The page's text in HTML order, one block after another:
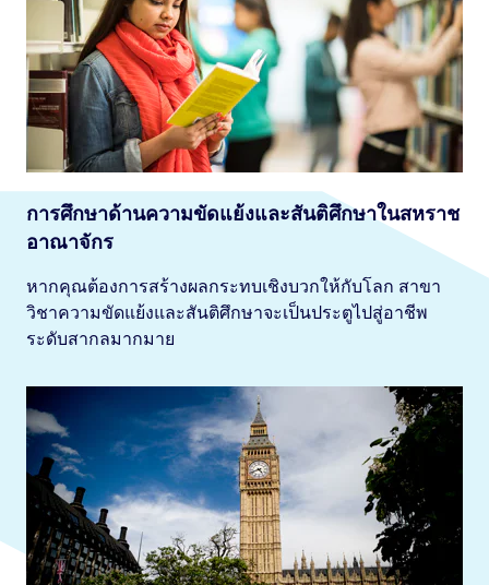
การศึกษาด้านความขัดแย้งและสันติศึกษาในสหราช
อาณาจักร
หากคุณต้องการสร้างผลกระทบเชิงบวกให้กับโลก สาขา
วิชาความขัดแย้งและสันติศึกษาจะเป็นประตูไปสู่อาชีพ
ระดับสากลมากมาย